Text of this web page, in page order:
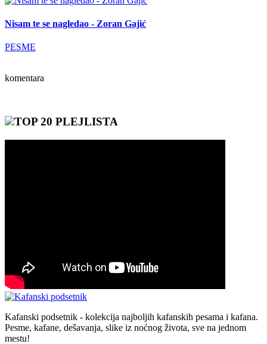
Nisam te se nagledao - Zoran Gajić
PESME
komentara
TOP 20 PLEJLISTA
Kafanski podsetnik - kolekcija najboljih kafanskih pesama i kafana.
Pesme, kafane, dešavanja, slike iz noćnog života, sve na jednom
mestu!